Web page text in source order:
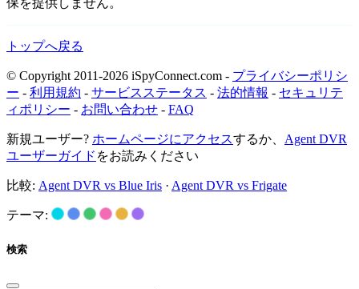
保を提供しません。
トップへ戻る
© Copyright 2011-2026 iSpyConnect.com - プライバシーポリシ
ー - 利用規約 - サービスステータス - 法的情報 - セキュリテ
ィポリシー - お問い合わせ - FAQ
新規ユーザー? ホームページにアクセスするか、 Agent DVR
ユーザーガイド をお読みください
比較: Agent DVR vs Blue Iris · Agent DVR vs Frigate
テーマ:
検索